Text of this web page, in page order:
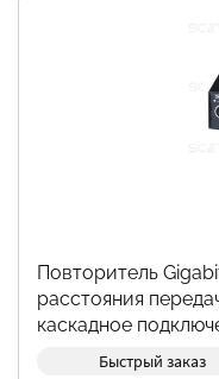
Повторитель
расстояния
каскадное
Быстрый заказ